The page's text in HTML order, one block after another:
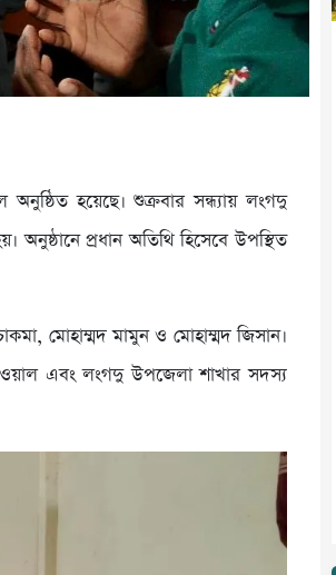
হয়েছে। শুক্রবার সন্ধ্যায় লংগদু
প্রধান অতিথি হিসেবে উপস্থিত
মোহাম্মদ মামুন ও মোহাম্মদ জিসান।
এবং লংগদু উপজেলা শাখার সদস্য